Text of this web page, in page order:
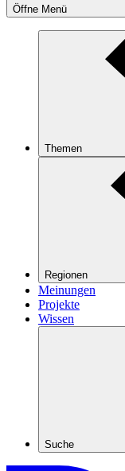
Öffne Menü
Themen
Regionen
Meinungen
Projekte
Wissen
Suche